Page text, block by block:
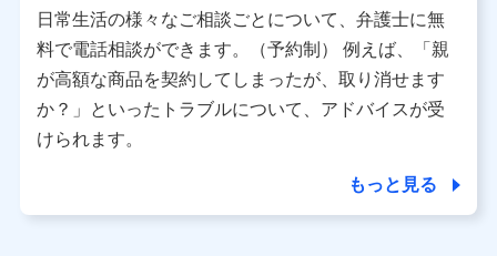
所、dポイント残高、dポイント利用履歴などが含まれます。
利用情報
当社又は株式会社NTTドコモが提供する各種サービスなどの
ご契約・ご利用などに関する情報。例として、当社又は株式
会社NTTドコモが提供する各種サービスのご契約状態・ご利
用履歴インターネット利用時の行動に関する情報、アプリケ
ーション利用時の行動に関する情報、購入されたサービスや
当社又は株式会社NTTドコモが提供する保険関連サービスに
日常生活の様々なご相談ごとについて、弁護士に無
料で電話相談ができます。（予約制） 例えば、「親
が高額な商品を契約してしまったが、取り消せます
か？」といったトラブルについて、アドバイスが受
けられます。
もっと見る